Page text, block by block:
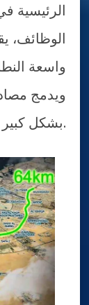
الرئيسية
الوظائف،
واسعة
ويدمج
بشكل كبير من البصمة الكربونية للمدينة.